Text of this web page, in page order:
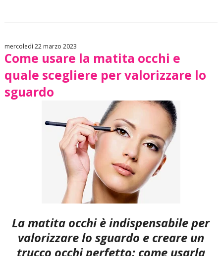
mercoledì 22 marzo 2023
Come usare la matita occhi e
quale scegliere per valorizzare lo
sguardo
La matita occhi è indispensabile per
valorizzare lo sguardo e creare un
trucco occhi perfetto: come usarla